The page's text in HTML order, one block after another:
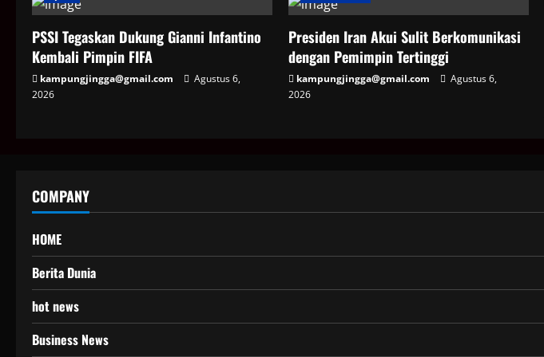
PSSI Tegaskan Dukung Gianni Infantino
Kembali Pimpin FIFA
kampungjingga@gmail.com
Agustus 6,
2026
Presiden Iran Akui Sulit Berkomunikasi
dengan Pemimpin Tertinggi
kampungjingga@gmail.com
Agustus 6,
2026
COMPANY
HOME
Berita Dunia
hot news
Business News